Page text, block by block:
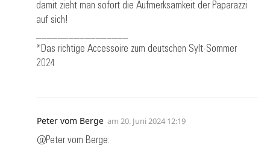
damit zieht man sofort die Aufmerksamkeit der Paparazzi
auf sich!
*Das richtige Accessoire zum deutschen Sylt-Sommer
2024
Peter vom Berge am 20. Juni 2024 12:19
@Peter vom Berge: